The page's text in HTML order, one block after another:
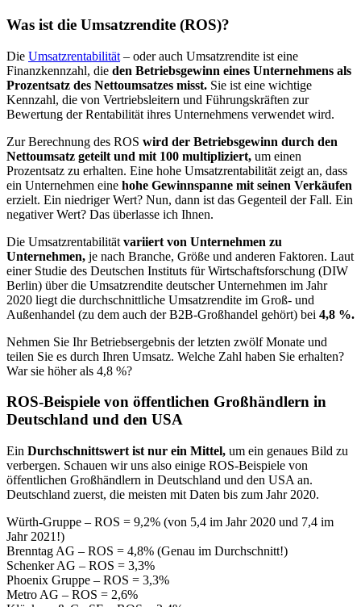
Was ist die Umsatzrendite (ROS)?
Die Umsatzrentabilität – oder auch Umsatzrendite ist eine
Finanzkennzahl, die den Betriebsgewinn eines Unternehmens als
Prozentsatz des Nettoumsatzes misst. Sie ist eine wichtige
Kennzahl, die von Vertriebsleitern und Führungskräften zur
Bewertung der Rentabilität ihres Unternehmens verwendet wird.
Zur Berechnung des ROS wird der Betriebsgewinn durch den
Nettoumsatz geteilt und mit 100 multipliziert, um einen
Prozentsatz zu erhalten. Eine hohe Umsatzrentabilität zeigt an, dass
ein Unternehmen eine hohe Gewinnspanne mit seinen Verkäufen
erzielt. Ein niedriger Wert? Nun, dann ist das Gegenteil der Fall. Ein
negativer Wert? Das überlasse ich Ihnen.
Die Umsatzrentabilität variiert von Unternehmen zu
Unternehmen, je nach Branche, Größe und anderen Faktoren. Laut
einer Studie des Deutschen Instituts für Wirtschaftsforschung (DIW
Berlin) über die Umsatzrendite deutscher Unternehmen im Jahr
2020 liegt die durchschnittliche Umsatzrendite im Groß- und
Außenhandel (zu dem auch der B2B-Großhandel gehört) bei 4,8 %.
Nehmen Sie Ihr Betriebsergebnis der letzten zwölf Monate und
teilen Sie es durch Ihren Umsatz. Welche Zahl haben Sie erhalten?
War sie höher als 4,8 %?
ROS-Beispiele von öffentlichen Großhändlern in
Deutschland und den USA
Ein Durchschnittswert ist nur ein Mittel, um ein genaues Bild zu
verbergen. Schauen wir uns also einige ROS-Beispiele von
öffentlichen Großhändlern in Deutschland und den USA an.
Deutschland zuerst, die meisten mit Daten bis zum Jahr 2020.
Würth-Gruppe – ROS = 9,2% (von 5,4 im Jahr 2020 und 7,4 im
Jahr 2021!)
Brenntag AG – ROS = 4,8% (Genau im Durchschnitt!)
Schenker AG – ROS = 3,3%
Phoenix Gruppe – ROS = 3,3%
Metro AG – ROS = 2,6%